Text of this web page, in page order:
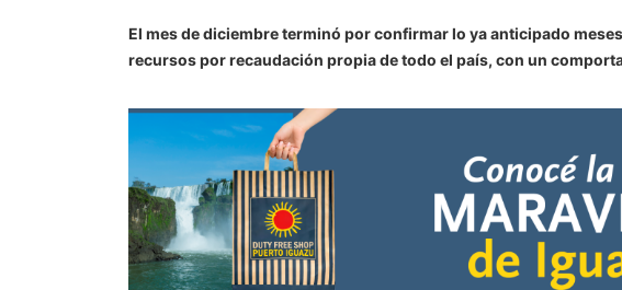
El mes de diciembre terminó por confirmar lo ya anticipado
recursos por recaudación propia de todo el país, con un